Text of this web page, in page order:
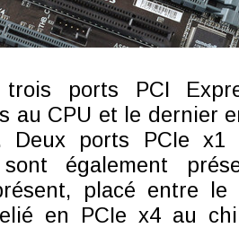
trois ports PCI
au CPU et le dernier
Deux ports PCIe
sont également
placé entre
en PCIe x4 au